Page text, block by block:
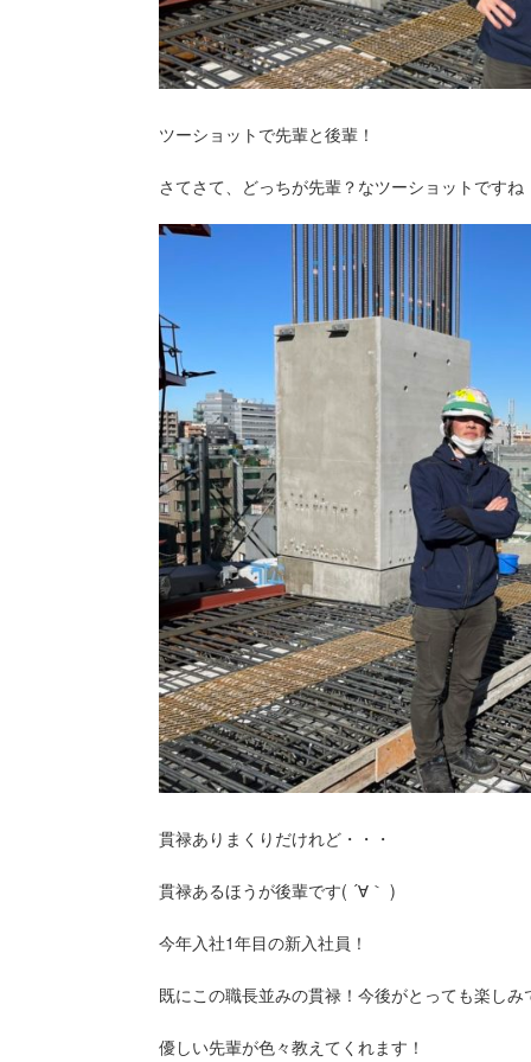
ツーショットで先輩と後輩！
さてさて、どっちが先輩？なツーショットですね
貫禄ありまくりだけれど・・・
貫禄あるほうが後輩です( ´∀｀ )
今年入社1年目の新入社員！
既にこの職長並みの貫禄！今後がとっても楽しみ
優しい先輩が色々教えてくれます！